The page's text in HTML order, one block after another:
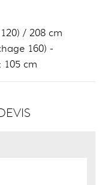
/ 208 cm
160) -
105 cm